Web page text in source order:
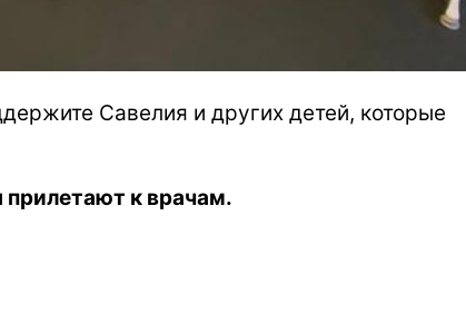
Савелия и других детей, которые
к врачам.